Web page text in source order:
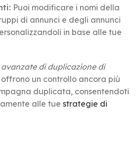
Puoi modificare i nomi della
di annunci e degli annunci
in base alle tue
di duplicazione di
un controllo ancora più
duplicata, consentendoti
alle tue strategie di